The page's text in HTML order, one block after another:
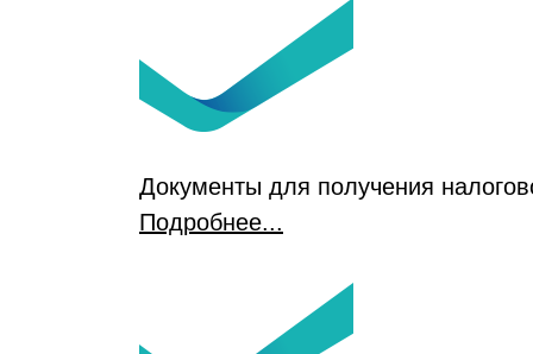
Документы для получения
Подробнее...